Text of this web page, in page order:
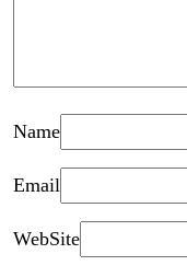
Name
Email
WebSite